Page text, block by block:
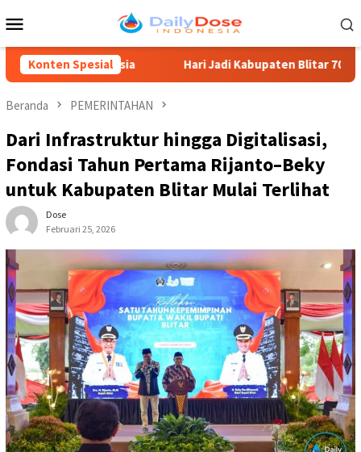
ke
Mobile
Konten SpesialHari Jadi Kabupaten Blitar 702, Ketua DPRD
Beranda PEMERINTAHAN
Dari Infrastruktur hingga Digitalisasi,
Fondasi Tahun Pertama Rijanto–Beky
untuk Kabupaten Blitar Mulai Terlihat
Dose
Februari 25, 2026